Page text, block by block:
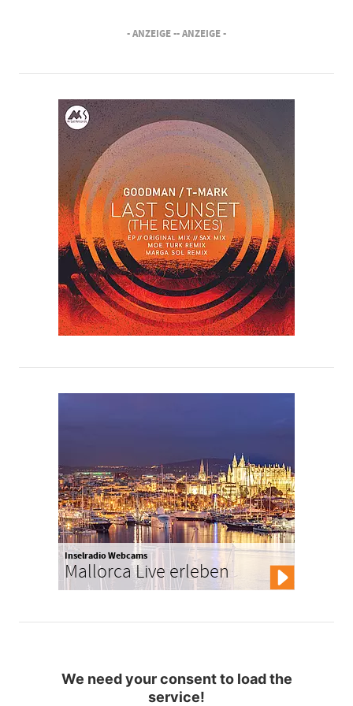
- ANZEIGE -- ANZEIGE -
Inselradio Webcams
Mallorca Live erleben
We need your consent to load the
service!